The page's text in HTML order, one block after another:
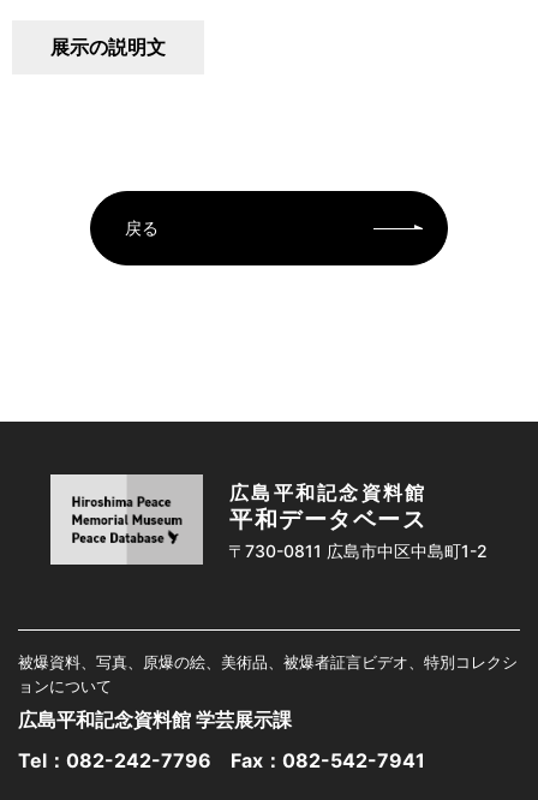
展示の説明文
戻る
広島平和記念資料館
平和データベース
〒730-0811 広島市中区中島町1-2
被爆資料、写真、原爆の絵、美術品、被爆者証言ビデオ、特別コレクシ
ョンについて
広島平和記念資料館 学芸展示課
Tel： 082-242-7796 Fax：082-542-7941